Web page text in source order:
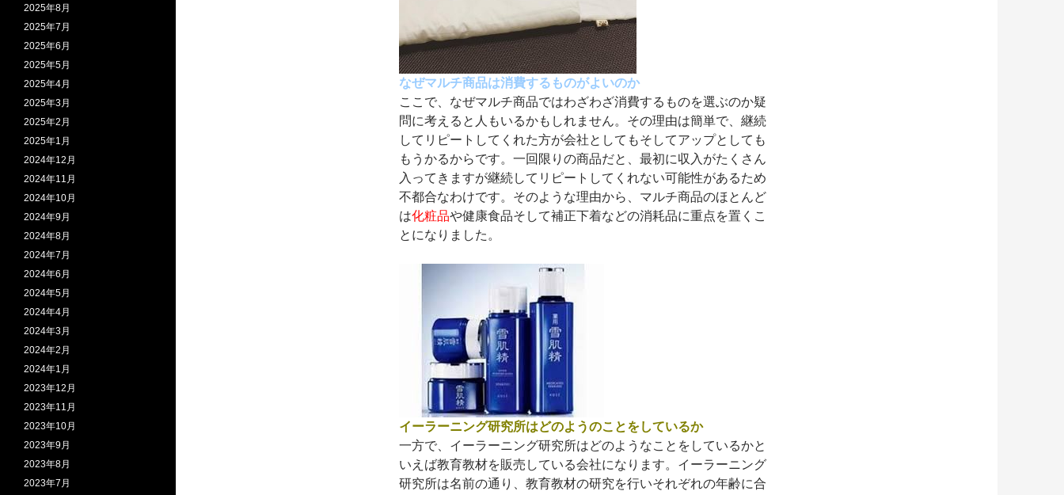
なぜマルチ商品は消費するものがよいのか
ここで、なぜマルチ商品ではわざわざ消費するものを選ぶのか疑
問に考えると人もいるかもしれません。その理由は簡単で、継続
してリピートしてくれた方が会社としてもそしてアップとしても
もうかるからです。一回限りの商品だと、最初に収入がたくさん
入ってきますが継続してリピートしてくれない可能性があるため
不都合なわけです。そのような理由から、マルチ商品のほとんど
は化粧品や健康食品そして補正下着などの消耗品に重点を置くこ
とになりました。
イーラーニング研究所はどのようのことをしているか
一方で、イーラーニング研究所はどのようなことをしているかと
いえば教育教材を販売している会社になります。イーラーニング
研究所は名前の通り、教育教材の研究を行いそれぞれの年齢に合
2025年8月
2025年7月
2025年6月
2025年5月
2025年4月
2025年3月
2025年2月
2025年1月
2024年12月
2024年11月
2024年10月
2024年9月
2024年8月
2024年7月
2024年6月
2024年5月
2024年4月
2024年3月
2024年2月
2024年1月
2023年12月
2023年11月
2023年10月
2023年9月
2023年8月
2023年7月